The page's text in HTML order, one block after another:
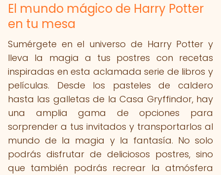
El mundo mágico de Harry Potter
en tu mesa
Sumérgete en el universo de Harry Potter y
lleva la magia a tus postres con recetas
inspiradas en esta aclamada serie de libros y
películas. Desde los pasteles de caldero
hasta las galletas de la Casa Gryffindor, hay
una amplia gama de opciones para
sorprender a tus invitados y transportarlos al
mundo de la magia y la fantasía. No solo
podrás disfrutar de deliciosos postres, sino
que también podrás recrear la atmósfera